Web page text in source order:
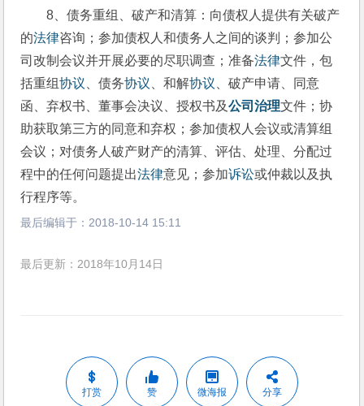
8、债务重组、破产和清算：向债权人提供有关破产
的法律咨询；参加债权人和债务人之间的谈判；参加公
司改制会议并开展必要的尽职调查；准备法律文件，包
括重组协议 、债务协议 、和解协议 、破产申请、同意
函、弃权书、董事会决议、授权书及公司治理文件；协
助获取第三方的同意和弃权；参加债权人会议或清算组
会议；对债务人破产财产的清算、评估、处理、分配过
程中的任何问题提出法律意见；参加诉讼或仲裁以及执
行程序等。
最后编辑于： 2018-10-14 15:11
最后更新：2018年10月14日
打赏 赞 微海报 分享